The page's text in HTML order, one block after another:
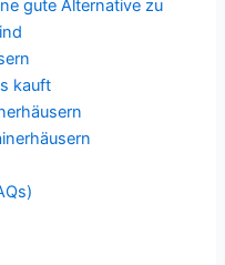
gute Alternative zu
kauft